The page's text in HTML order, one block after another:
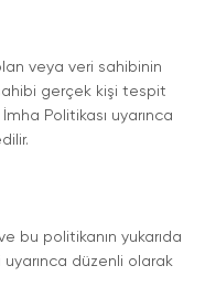
veya veri sahibinin
gerçek kişi tespit
Politikası uyarınca
bu politikanın yukarıda
düzenli olarak